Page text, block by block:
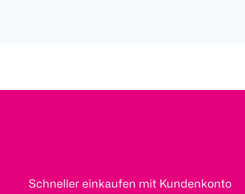
Schneller einkaufen mit Kundenkonto